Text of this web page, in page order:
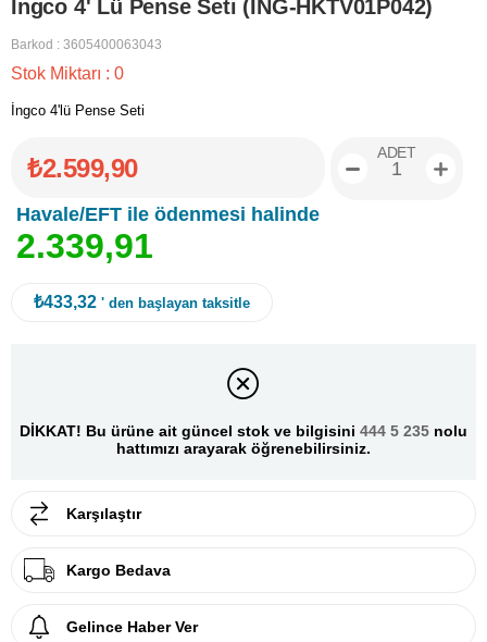
İngco 4' Lü Pense Seti (ING-HKTV01P042)
Barkod : 3605400063043
Stok Miktarı : 0
İngco 4'lü Pense Seti
₺2.599,90
Havale/EFT ile ödenmesi halinde
2.339,91
ADET
₺433,32 ' den başlayan taksitle
DİKKAT! Bu ürüne ait güncel stok ve bilgisini 444 5 235 nolu
hattımızı arayarak öğrenebilirsiniz.
Karşılaştır
Kargo Bedava
Gelince Haber Ver